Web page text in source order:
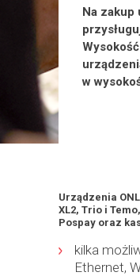
Na zakup
w
Urządzenia
XL2, Trio i
Pospay oraz
kilka
Ethernet,